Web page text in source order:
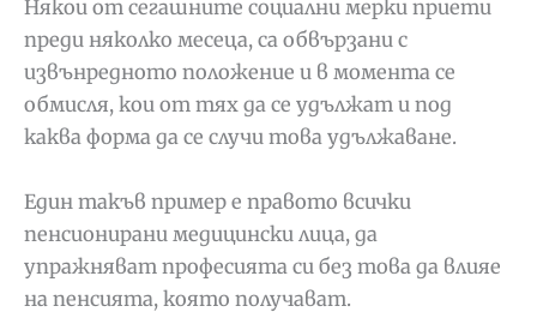
Някои от сегашните социални мерки приети
преди няколко месеца, са обвързани с
извънредното положение и в момента се
обмисля, кои от тях да се удължат и под
каква форма да се случи това удължаване.
Един такъв пример е правото всички
пенсионирани медицински лица, да
упражняват професията си без това да влияе
на пенсията, която получават.